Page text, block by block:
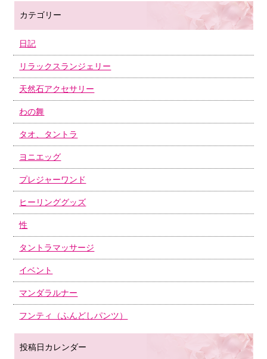
カテゴリー
日記
リラックスランジェリー
天然石アクセサリー
わの舞
タオ、タントラ
ヨニエッグ
プレジャーワンド
ヒーリンググッズ
性
タントラマッサージ
イベント
マンダラルナー
フンティ（ふんどしパンツ）
投稿日カレンダー